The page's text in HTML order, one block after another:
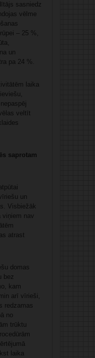
sasniedz
vēlme
– 25 %,
un
pa 24 %.
laika
veltīt
saprotam
un
Visbiežāk
nav
atrast
domas
bez
kam
arī vīrieši,
redzamas
no
trūktu
laika